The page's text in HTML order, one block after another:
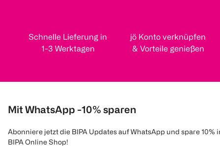
Schnelle Lieferung in
1-3 Werktagen
jö Konto verknüpfen
& Vorteile genießen
Mit WhatsApp -10% sparen
Abonniere jetzt die BIPA Updates auf WhatsApp und spare 10%
BIPA Online Shop!